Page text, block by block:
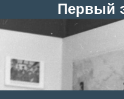
Первый